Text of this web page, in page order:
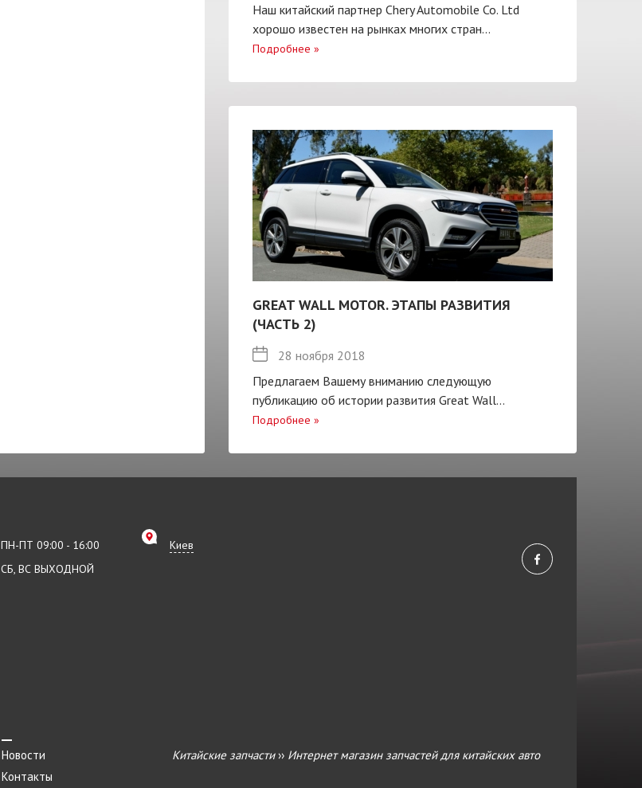
Наш китайский партнер Chery Automobile Co. Ltd
хорошо известен на рынках многих стран...
Подробнее »
GREAT WALL MOTOR. ЭТАПЫ РАЗВИТИЯ
(ЧАСТЬ 2)
28 ноября 2018
Предлагаем Вашему вниманию следующую
публикацию об истории развития Great Wall...
Подробнее »
ПН-ПТ 09:00 - 16:00
СБ, ВС ВЫХОДНОЙ
Киев
Новости
Контакты
Китайские запчасти›› Интернет магазин запчастей для китайских авто